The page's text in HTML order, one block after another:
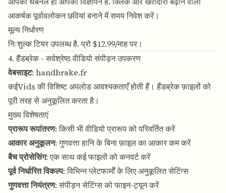
आकर्षक पूर्वावलोकन छवियां बनाने में समय निवेश करें।
मूल्य निर्धारण
निःशुल्क टियर उपलब्ध है. प्रो $12.99/माह पर।
4. हैंडब्रेक - सर्वश्रेष्ठ वीडियो संपीड़न उपकरण
वेबसाइट: handbrake.fr
कईVids की विशिष्ट अपलोड आवश्यकताएँ होती हैं। हैंडब्रेक फ़ाइलों को
पूरी तरह से अनुकूलित करता है।
मुख्य विशेषताएं
प्रारूप रूपांतरण: किसी भी वीडियो प्रारूप को परिवर्तित करें
आकार अनुकूलन: गुणवत्ता हानि के बिना फ़ाइल का आकार कम करें
बैच प्रोसेसिंग: एक साथ कई फाइलों को कनवर्ट करें
पूर्व निर्धारित विकल्प: विभिन्न प्लेटफार्मों के लिए अनुकूलित सेटिंग्स
गुणवत्ता नियंत्रण: संपीड़न सेटिंग्स को फाइन-ट्यून करें